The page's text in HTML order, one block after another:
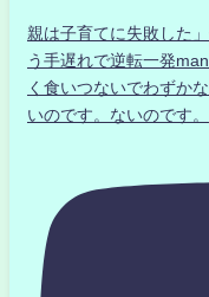
親は子育てに失敗した
う手遅れで逆転一発
く食いつないでわずか
いのです。ないのです。